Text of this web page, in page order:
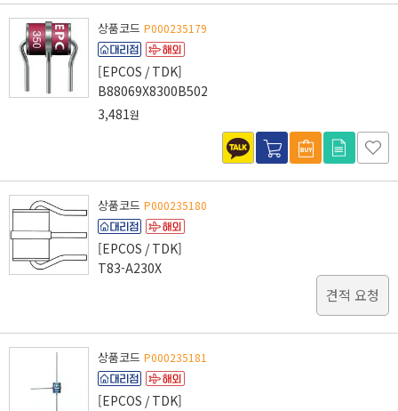
상품코드 P000235179
[EPCOS / TDK]
B88069X8300B502
3,481원
상품코드 P000235180
[EPCOS / TDK]
T83-A230X
견적 요청
상품코드 P000235181
[EPCOS / TDK]